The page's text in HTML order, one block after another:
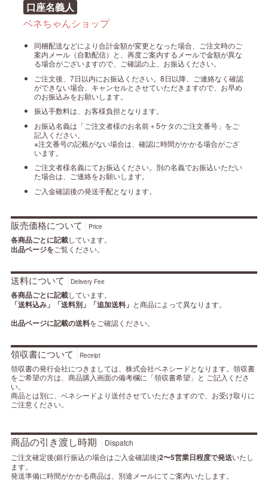
口座名義人
ベネちゃんショップ
同梱配送などにより合計金額が変更となった場合、ご注文時のご
案内メール（自動配信）と、再度ご案内するメールで金額が異な
る場合がございますので、ご確認の上、お振込ください。
ご注文後、7日以内にお振込ください。8日以降、ご連絡なく確認
ができない場合、キャンセルとさせていただきますので、お早め
のお振込みをお願いします。
振込手数料は、お客様負担となります。
お振込名義は「ご注文者様のお名前＋5ケタのご注文番号」をご
記入ください。
※注文番号の記載がない場合は、確認に時間がかかる場合がござ
います。
ご注文者様名義にてお振込ください。別の名義でお振込いただい
た場合は、ご連絡をお願いします。
ご入金確認後の発送手配となります。
販売価格について Price
各商品ごとに記載しています。
出品ページをご覧ください。
送料について Delivery Fee
各商品ごとに記載しています。
「送料込み」「送料別」「追加送料」 と商品によって異なります。
出品ページに記載の送料をご確認ください。
領収書について Receipt
領収書の発行会社につきましては、株式会社ベネシードとなります。領収書
をご希望の方は、商品購入画面の備考欄に「領収書希望」と ご記入くださ
い。
商品とは別に、ベネシードより送付させていただきますので、お受け取りに
ご注意ください。
商品の引き渡し時期
Dispatch
ご注文確定後(銀行振込の場合はご入金確認後)2〜5営業日程度で発送いたし
ます。
発送準備に時間がかかる商品は、別途メールにてご案内いたします。